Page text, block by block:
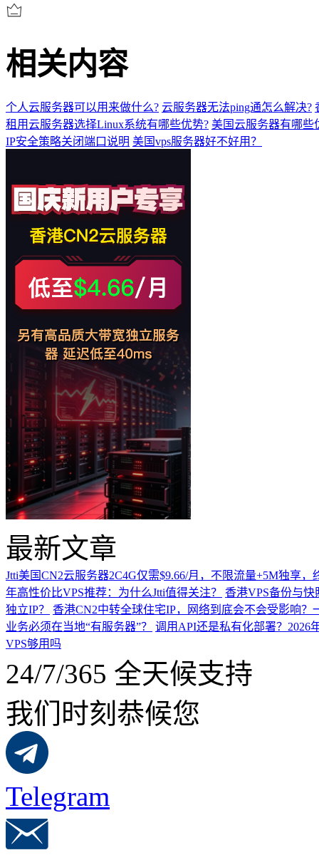
相关内容
个人云服务器可以用来做什么? 云服务器无法ping通怎么解决?
租用云服务器选择Linux系统有哪些优势? 美国云服务器有哪些
IP安全策略关闭端口说明 美国vps服务器好不好用？
最新文章
Jtti美国CN2云服务器2C4G仅需$9.66/月，不限流量+5M独享，
年高性价比VPS推荐：为什么Jtti值得关注？
香港VPS备份与
独立IP？
香港CN2中转全球住宅IP，网络到底会不会受影响？
业务必须在当地“有服务器”？
调用API还是私有化部署？2026
VPS够用吗
24/7/365 全天候支持
我们时刻恭候您
Telegram